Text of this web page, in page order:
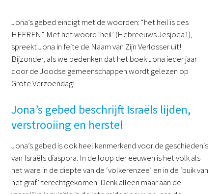
Jona’s gebed eindigt met de woorden: “het heil is des
HEEREN”. Met het woord ‘heil’ (Hebreeuws Jesjoea1),
spreekt Jona in feite de Naam van Zijn Verlosser uit!
Bijzonder, als we bedenken dat het boek Jona ieder jaar
door de Joodse gemeenschappen wordt gelezen op
Grote Verzoendag!
Jona’s gebed beschrijft Israëls lijden,
verstrooiing en herstel
Jona’s gebed is ook heel kenmerkend voor de geschiedenis
van Israëls diaspora. In de loop der eeuwen is het volk als
het ware in de diepte van de ‘volkerenzee’ en in de ‘buik van
het graf’ terechtgekomen. Denk alleen maar aan de